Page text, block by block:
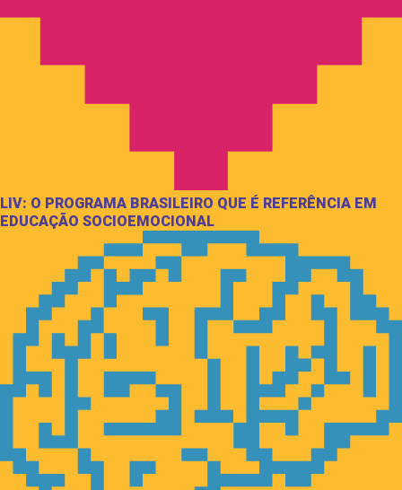
LIV: O PROGRAMA BRASILEIRO QUE É REFERÊNCIA EM
EDUCAÇÃO SOCIOEMOCIONAL